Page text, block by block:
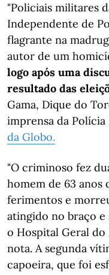
"Policiais militares
Independente de
flagrante na
autor de um
logo após uma
resultado das
Gama, Dique do
imprensa da
da Globo.
"O criminoso fez
homem de 63 anos
ferimentos e
atingido no braço
o Hospital Geral do
nota. A segunda
capoeira, que foi